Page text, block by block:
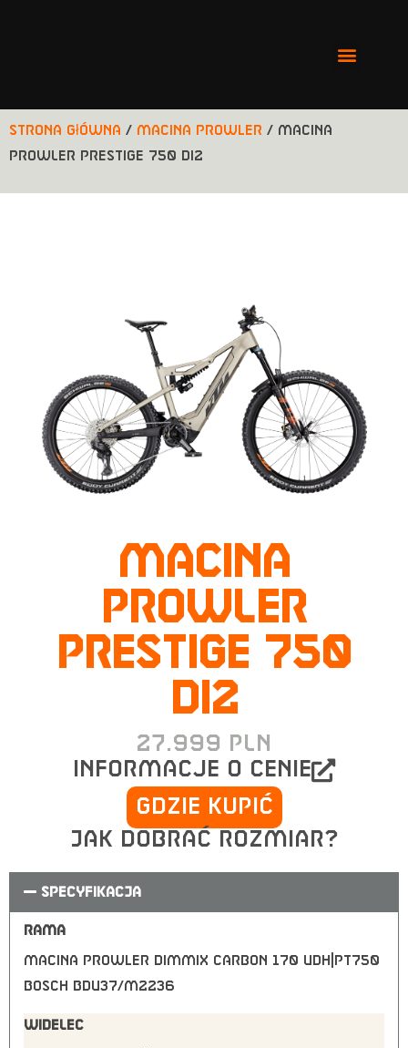
Strona główna / Macina Prowler / MACINA
PROWLER PRESTIGE 750 Di2
MACINA
PROWLER
PRESTIGE 750
Di2
informacje o cenie
Gdzie kupić
27.999 PLN
Jak dobrać rozmiar?
SPECYFIKACJA
RAMA
Macina Prowler Dimmix Carbon 170 UDH|PT750
Bosch BDU37/M2236
WIDELEC